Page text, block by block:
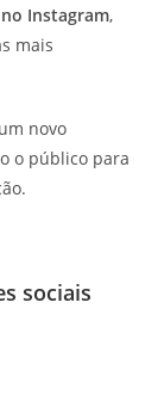
Instagram,
mais
novo
o público para
sociais